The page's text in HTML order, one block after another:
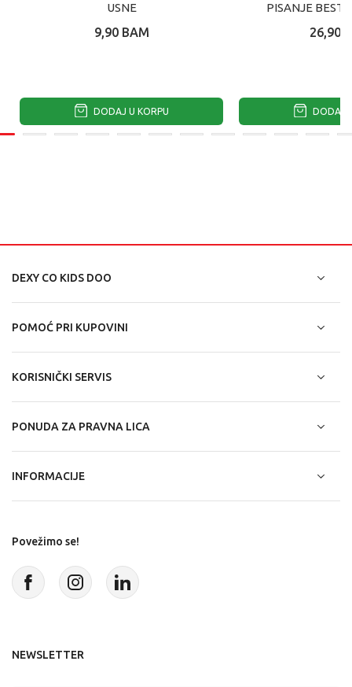
USNE
9,90 BAM
DODAJ U KORPU
PISANJE
26,90
DODAJ
DEXY CO KIDS DOO
POMOĆ PRI KUPOVINI
KORISNIČKI SERVIS
PONUDA ZA PRAVNA LICA
INFORMACIJE
Povežimo se!
NEWSLETTER